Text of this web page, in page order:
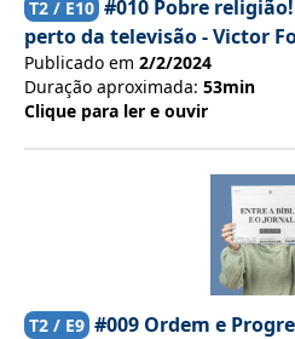
T2 / E10 #010 Pobre
perto da televisão - Victor
Publicado em 2/2/2024
Duração aproximada: 53min
Clique para ler e ouvir
T2 / E9 #009 Ordem e